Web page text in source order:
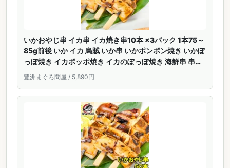
いかおやじ串 イカ串 イカ焼き串10本 ×3パック 1本75～
85g前後 いか イカ 烏賊 いか串 いかポンポン焼き いかぽ
っぽ焼き イカポッポ焼き イカのぽっぽ焼き 海鮮串 串揚
げ 串焼き バーベキュー BBQ おでん 学園祭 お祭り 豊洲
市場
豊洲まぐろ問屋 / 5,890円